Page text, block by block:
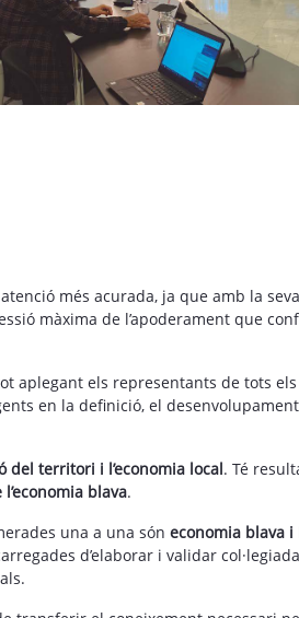
més acurada, ja que amb la
màxima de l’apoderament que
aplegant els representants de tots
en la definició, el
del territori i l’economia local. Té
blava.
una a una són economia blava
d’elaborar i validar